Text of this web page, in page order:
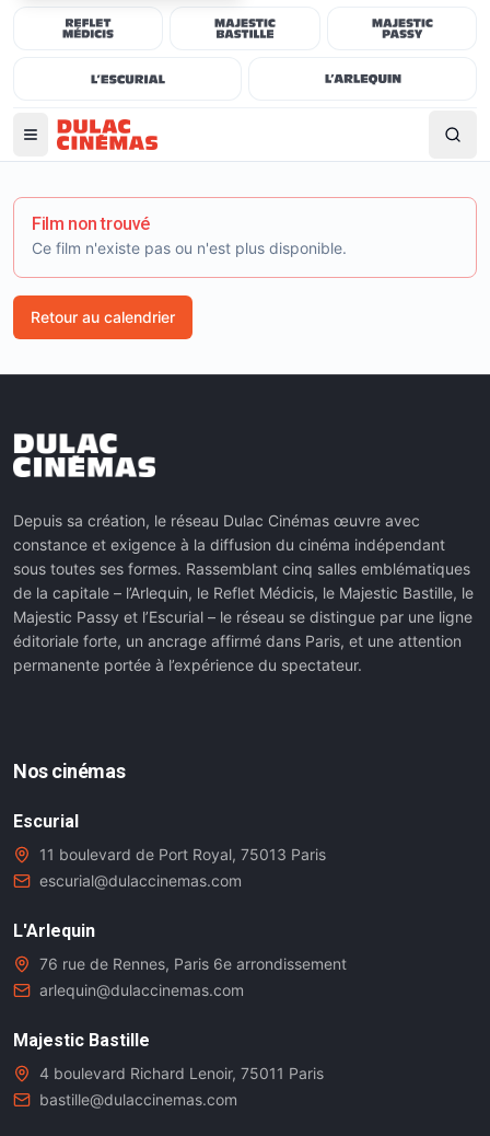
Film non trouvé
Ce film n'existe pas ou n'est plus disponible.
Retour au calendrier
Depuis sa création, le réseau Dulac Cinémas œuvre avec
constance et exigence à la diffusion du cinéma indépendant
sous toutes ses formes. Rassemblant cinq salles emblématiques
de la capitale – l’Arlequin, le Reflet Médicis, le Majestic Bastille, le
Majestic Passy et l’Escurial – le réseau se distingue par une ligne
éditoriale forte, un ancrage affirmé dans Paris, et une attention
permanente portée à l’expérience du spectateur.
Nos cinémas
Escurial
11 boulevard de Port Royal, 75013 Paris
escurial@dulaccinemas.com
L'Arlequin
76 rue de Rennes, Paris 6e arrondissement
arlequin@dulaccinemas.com
Majestic Bastille
4 boulevard Richard Lenoir, 75011 Paris
bastille@dulaccinemas.com